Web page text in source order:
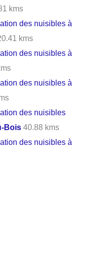
kms
des nuisibles à
kms
des nuisibles à
des nuisibles à
des nuisibles
Bois 40.88 kms
des nuisibles à